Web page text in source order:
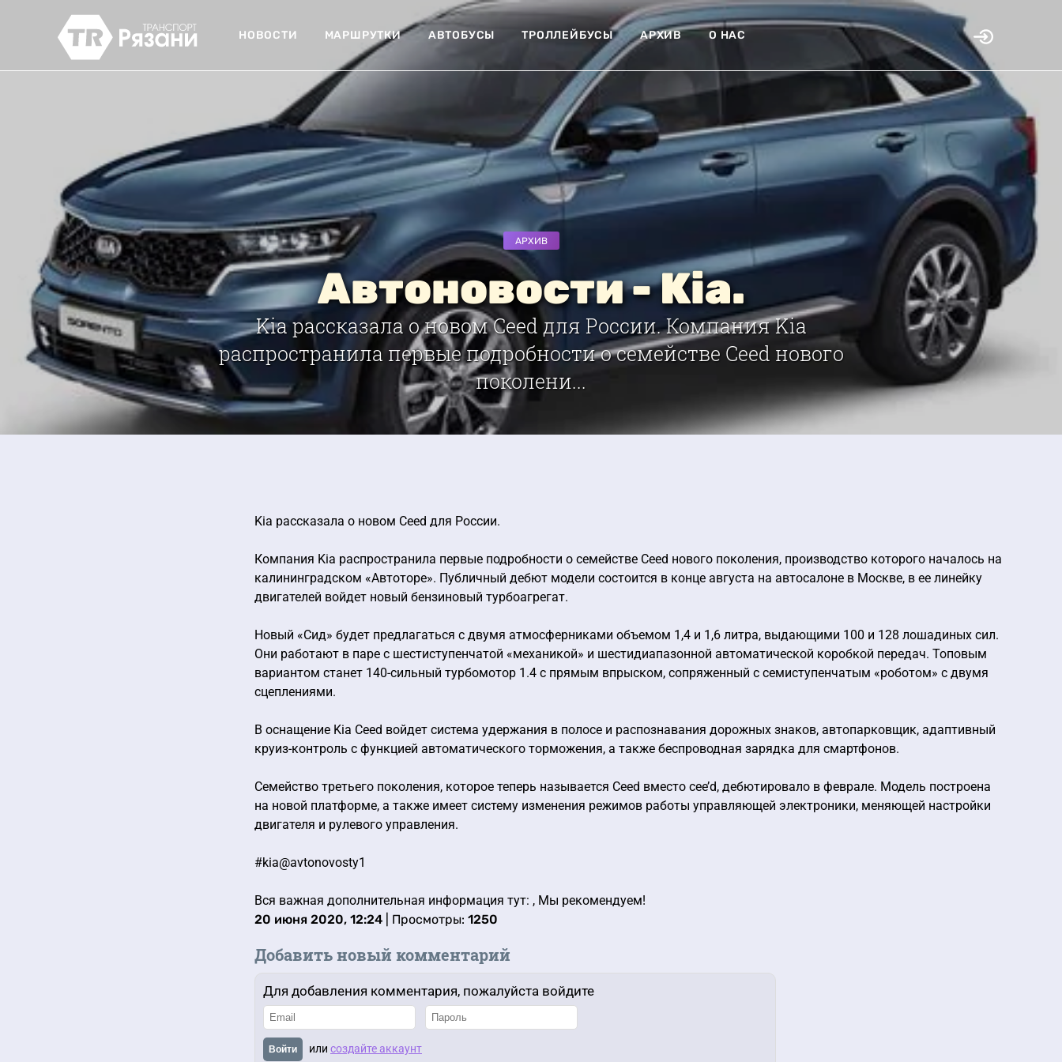
НОВОСТИ МАРШРУТКИ АВТОБУСЫ ТРОЛЛЕЙБУСЫ АРХИВ О НАС
АРХИВ
Автоновости - Kia.
Kia рассказала о новом Ceed для России. Компания Kia
распространила первые подробности о семействе Ceed нового
поколени...
Kia рассказала о новом Ceed для России.
Компания Kia распространила первые подробности о семействе Ceed нового поколения, производство которого началось на
калининградском «Автоторе». Публичный дебют модели состоится в конце августа на автосалоне в Москве, в ее линейку
двигателей войдет новый бензиновый турбоагрегат.
Новый «Сид» будет предлагаться с двумя атмосферниками объемом 1,4 и 1,6 литра, выдающими 100 и 128 лошадиных сил.
Они работают в паре с шестиступенчатой «механикой» и шестидиапазонной автоматической коробкой передач. Топовым
вариантом станет 140-сильный турбомотор 1.4 с прямым впрыском, сопряженный с семиступенчатым «роботом» с двумя
сцеплениями.
В оснащение Kia Ceed войдет система удержания в полосе и распознавания дорожных знаков, автопарковщик, адаптивный
круиз-контроль с функцией автоматического торможения, а также беспроводная зарядка для смартфонов.
Семейство третьего поколения, которое теперь называется Ceed вместо cee’d, дебютировало в феврале. Модель построена
на новой платформе, а также имеет систему изменения режимов работы управляющей электроники, меняющей настройки
двигателя и рулевого управления.
#kia@avtonovosty1
Вся важная дополнительная информация тут: , Мы рекомендуем!
20 июня 2020, 12:24 | Просмотры: 1250
Добавить новый комментарий
Для добавления комментария, пожалуйста войдите
Войти или создайте аккаунт